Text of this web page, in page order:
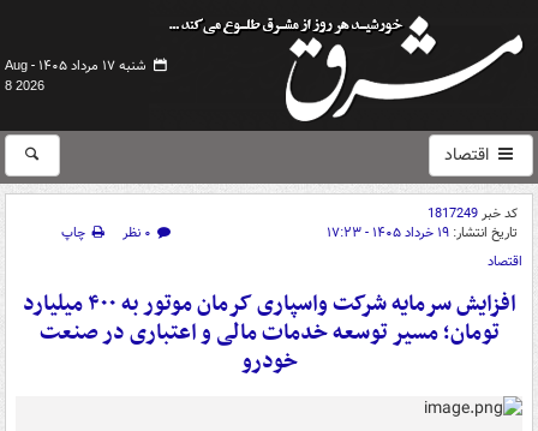
شنبه ۱۷ مرداد ۱۴۰۵ -
Aug
8 2026
اقتصاد
کد خبر1817249
تاریخ انتشار: ۱۹ خرداد ۱۴۰۵ - ۱۷:۲۳ ۰ نظر
چاپ
اقتصاد
افزایش سرمایه شرکت واسپاری کرمان موتور به ۴۰۰ میلیارد
تومان؛ مسیر توسعه خدمات مالی و اعتباری در صنعت
خودرو